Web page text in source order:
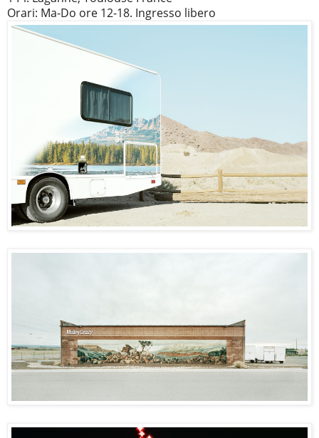
Orari: Ma-Do ore 12-18. Ingresso libero